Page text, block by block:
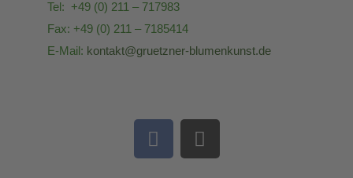
Tel: +49 (0) 211 – 717983
Fax: +49 (0) 211 – 7185414
E-Mail: kontakt@gruetzner-blumenkunst.de